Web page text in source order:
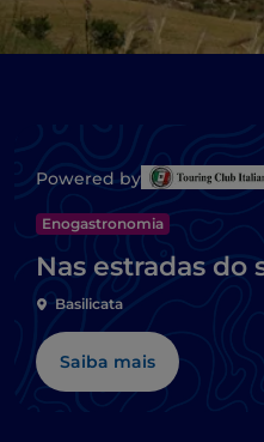
Powered by
Enogastronomia
Nas estradas do
Basilicata
Saiba mais